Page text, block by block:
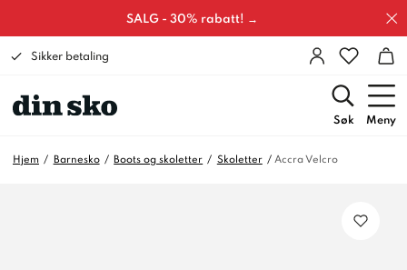
SALG - 30% rabatt! →
Sikker betaling
Søk Meny
Hjem Barnesko Boots og skoletter Skoletter Accra Velcro